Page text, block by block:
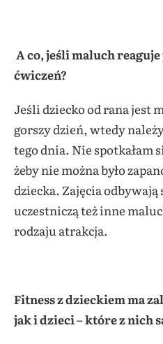
A co, jeśli maluch reaguje
ćwiczeń?
Jeśli dziecko od rana jest
gorszy dzień, wtedy
tego dnia. Nie spotkałam
żeby nie można było
dziecka. Zajęcia odbywają
uczestniczą też inne
rodzaju atrakcja.
Fitness z dzieckiem ma
jak i dzieci – które z nich